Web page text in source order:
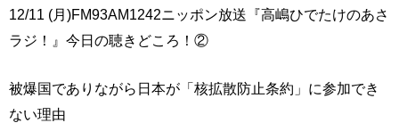
12/11 (月)FM93AM1242ニッポン放送『高嶋ひでたけのあさ
ラジ！』今日の聴きどころ！②
被爆国でありながら日本が「核拡散防止条約」に参加でき
ない理由